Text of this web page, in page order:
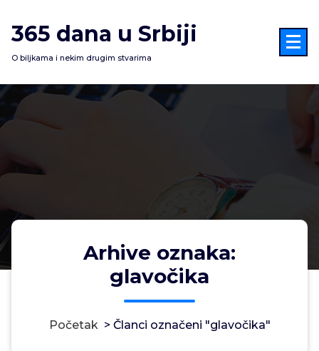
na
sadržaj
365 dana u Srbiji
O biljkama i nekim drugim stvarima
Arhive oznaka:
glavočika
Početak> Članci označeni "glavočika"